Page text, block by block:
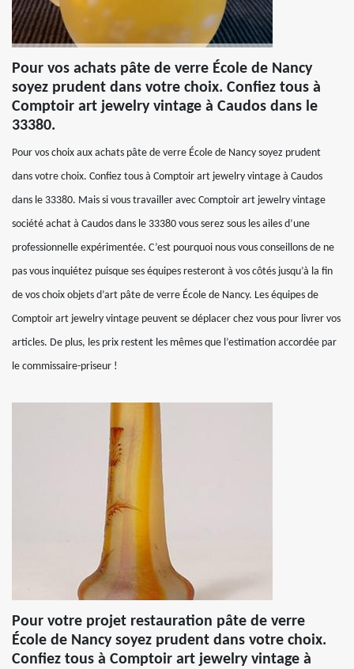
Pour vos achats pâte de verre École de Nancy
soyez prudent dans votre choix. Confiez tous à
Comptoir art jewelry vintage à Caudos dans le
33380.
Pour vos choix aux achats pâte de verre École de Nancy soyez prudent
dans votre choix. Confiez tous à Comptoir art jewelry vintage à Caudos
dans le 33380. Mais si vous travailler avec Comptoir art jewelry vintage
société achat à Caudos dans le 33380 vous serez sous les ailes d’une
professionnelle expérimentée. C’est pourquoi nous vous conseillons de ne
pas vous inquiétez puisque ses équipes resteront à vos côtés jusqu’à la fin
de vos choix objets d’art pâte de verre École de Nancy. Les équipes de
Comptoir art jewelry vintage peuvent se déplacer chez vous pour livrer vos
articles. De plus, les prix restent les mêmes que l’estimation accordée par
le commissaire-priseur !
Pour votre projet restauration pâte de verre
École de Nancy soyez prudent dans votre choix.
Confiez tous à Comptoir art jewelry vintage à